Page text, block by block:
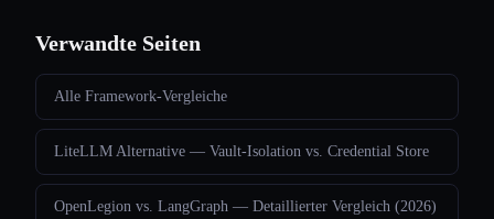
Verwandte Seiten
Alle Framework-Vergleiche
LiteLLM Alternative — Vault-Isolation vs. Credential Store
OpenLegion vs. LangGraph — Detaillierter Vergleich (2026)